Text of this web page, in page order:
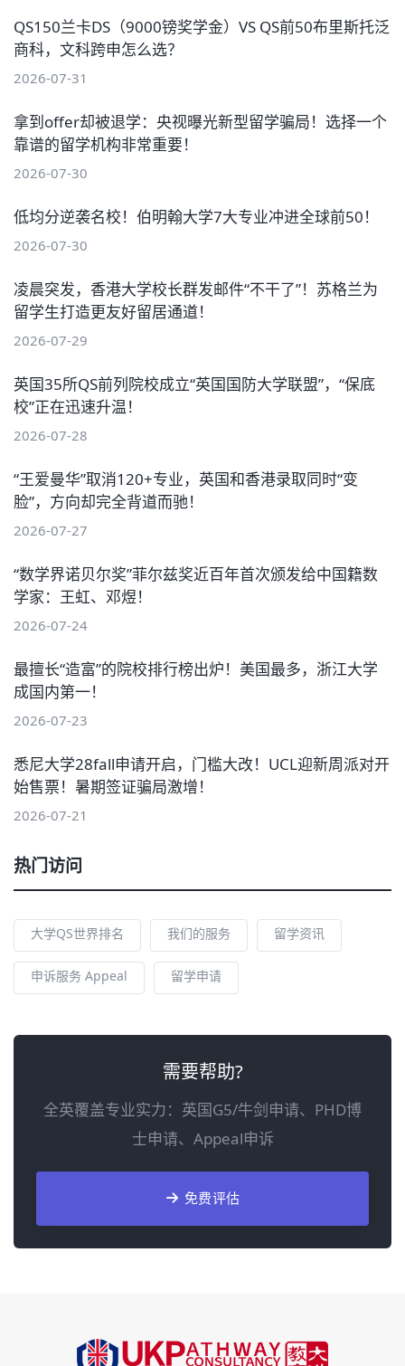
QS150兰卡DS（9000镑奖学金）VS QS前50布里斯托泛
商科，文科跨申怎么选？
2026-07-31
拿到offer却被退学：央视曝光新型留学骗局！选择一个
靠谱的留学机构非常重要！
2026-07-30
低均分逆袭名校！伯明翰大学7大专业冲进全球前50！
2026-07-30
凌晨突发，香港大学校长群发邮件“不干了”！苏格兰为
留学生打造更友好留居通道！
2026-07-29
英国35所QS前列院校成立“英国国防大学联盟”，“保底
校”正在迅速升温！
2026-07-28
“王爱曼华”取消120+专业，英国和香港录取同时“变
脸”，方向却完全背道而驰！
2026-07-27
“数学界诺贝尔奖”菲尔兹奖近百年首次颁发给中国籍数
学家：王虹、邓煜！
2026-07-24
最擅长“造富”的院校排行榜出炉！美国最多，浙江大学
成国内第一！
2026-07-23
悉尼大学28fall申请开启，门槛大改！UCL迎新周派对开
始售票！暑期签证骗局激增！
2026-07-21
热门访问
大学QS世界排名 我们的服务 留学资讯
申诉服务 Appeal 留学申请
需要帮助?
全英覆盖专业实力：英国G5/牛剑申请、PHD博
士申请、Appeal申诉
免费评估